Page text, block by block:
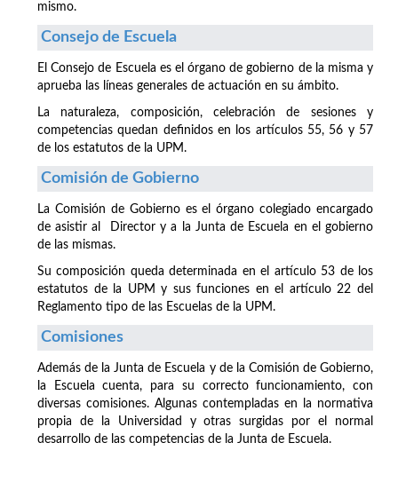
mismo.
Consejo de Escuela
El Consejo de Escuela es el órgano de gobierno de la misma y
aprueba las líneas generales de actuación en su ámbito.
La naturaleza, composición, celebración de sesiones y
competencias quedan definidos en los artículos 55, 56 y 57
de los estatutos de la UPM.
Comisión de Gobierno
La Comisión de Gobierno es el órgano colegiado encargado
de asistir al Director y a la Junta de Escuela en el gobierno
de las mismas.
Su composición queda determinada en el artículo 53 de los
estatutos de la UPM y sus funciones en el artículo 22 del
Reglamento tipo de las Escuelas de la UPM.
Comisiones
Además de la Junta de Escuela y de la Comisión de Gobierno,
la Escuela cuenta, para su correcto funcionamiento, con
diversas comisiones. Algunas contempladas en la normativa
propia de la Universidad y otras surgidas por el normal
desarrollo de las competencias de la Junta de Escuela.